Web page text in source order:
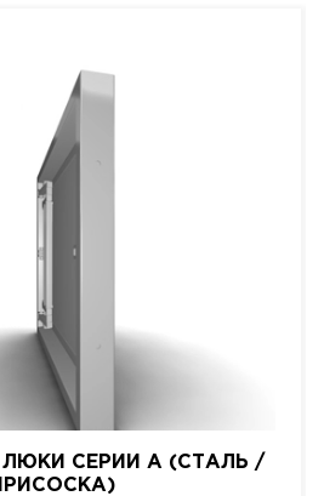
СЕРИИ A (СТАЛЬ /